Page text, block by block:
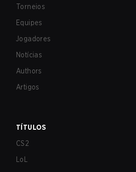
Torneios
Equipes
Jogadores
Notícias
Authors
Artigos
TÍTULOS
CS2
LoL